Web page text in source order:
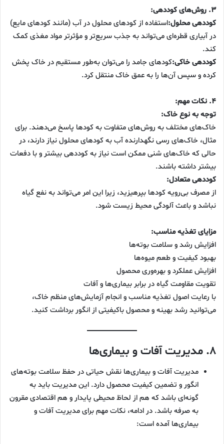
۳. روش‌های کوددهی:
کوددهی محلول:استفاده از کودهای محلول در آب (مانند کودهای مایع)
در آبیاری قطره‌ای می‌تواند به جذب سریع‌تر و مؤثرتر مواد مغذی کمک
کند.
کوددهی خاکی:کودهای جامد را می‌توان به‌طور مستقیم در خاک پخش
کرده و سپس آن‌ها را به عمق خاک منتقل کرد.
۴. نکات مهم:
توجه به نوع خاک:
خاک‌های مختلف به روش‌های متفاوت به کودها پاسخ می‌دهند. برای
مثال، خاک‌های رسی نگهدارنده آب به کودهای محلول نیاز دارند، در
حالی که خاک‌های شنی ممکن است نیاز به کوددهی بیشتر و با دفعات
بیشتر داشته باشند.
کوددهی متعادل:
از مصرف بی‌رویه کودها بپرهیزید، زیرا این امر می‌تواند به نفع گیاه
نباشد و باعث آلودگی محیط زیست شود.
مزایای تغذیه مناسب:
افزایش رشد و سلامت بوته‌ها
بهبود کیفیت و طعم میوه‌ها
افزایش عملکرد و بهره‌وری محصول
تقویت مقاومت گیاه در برابر بیماری‌ها و آفات
با رعایت اصول تغذیه مناسب و انجام آزمایش‌های منظم خاک،
می‌توانید رشد بهینه و محصول باکیفیتی از انگور برداشت کنید.
۸. مدیریت آفات و بیماری‌ها
مدیریت آفات و بیماری‌ها نقش حیاتی در حفظ سلامت بوته‌های
انگور و تضمین کیفیت محصول دارد. این مدیریت باید به
گونه‌ای باشد که هم از لحاظ محیطی پایدار و هم اقتصادی مقرون
به صرفه باشد. در ادامه، نکات مهم برای مدیریت آفات و
بیماری‌ها آمده است: